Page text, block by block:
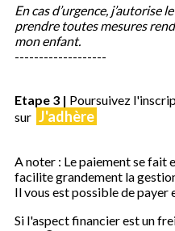
En cas d’urgence, j’autorise
prendre toutes mesures
mon enfant.
-------------------
Etape 3 | Poursuivez
sur J'adhère
A noter : Le paiement se fait
facilite grandement la
Il vous est possible de payer
Si l'aspect financier est un